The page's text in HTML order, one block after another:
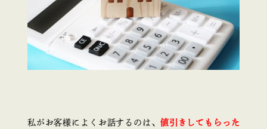
私がお客様によくお話するのは、 値引きしてもらった